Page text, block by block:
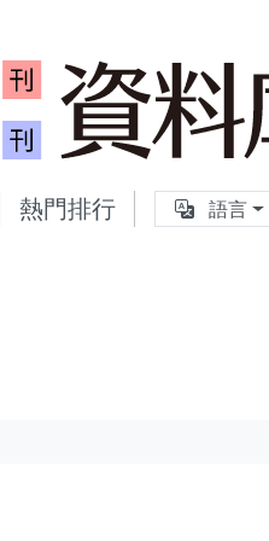
宮學術季
熱門排行 語言